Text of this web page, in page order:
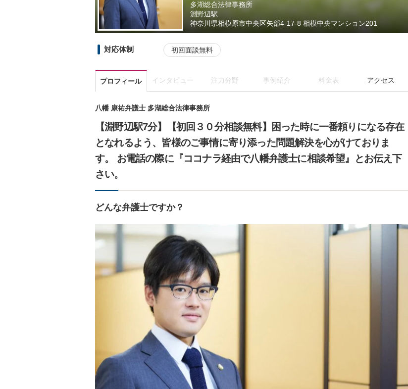
多湖総合法律事務所
淵野辺駅
神奈川県相模原市中央区矢部4-17-8 相模中央マンション201
対応体制 初回面談無料
プロフィール インタビュー 注力分野 事例紹介 料金表 アクセス
八幡 康祐弁護士 多湖総合法律事務所
【淵野辺駅7分】【初回３０分相談無料】困った時に一番頼りになる存在
となれるよう、皆様のご事情に寄り添った問題解決を心がけておりま
す。 お電話の際に『ココナラ経由で八幡弁護士に相談希望』とお伝え下
さい。
どんな弁護士ですか？